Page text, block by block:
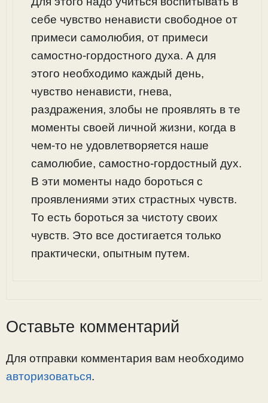
себе чувство ненависти свободное от
примеси самолюбия, от примеси
самостно-гордостного духа. А для
этого необходимо каждый день,
чувство ненависти, гнева,
раздражения, злобы не проявлять в те
моменты своей личной жизни, когда в
чем-то не удовлетворяется наше
самолюбие, самостно-гордостный дух.
В эти моменты надо бороться с
проявлениями этих страстных чувств.
То есть бороться за чистоту своих
чувств. Это все достигается только
практически, опытным путем.
Оставьте комментарий
Для отправки комментария вам необходимо
авторизоваться.